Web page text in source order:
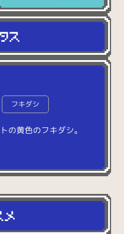
フキダシ
トの黄色のフキダシ。